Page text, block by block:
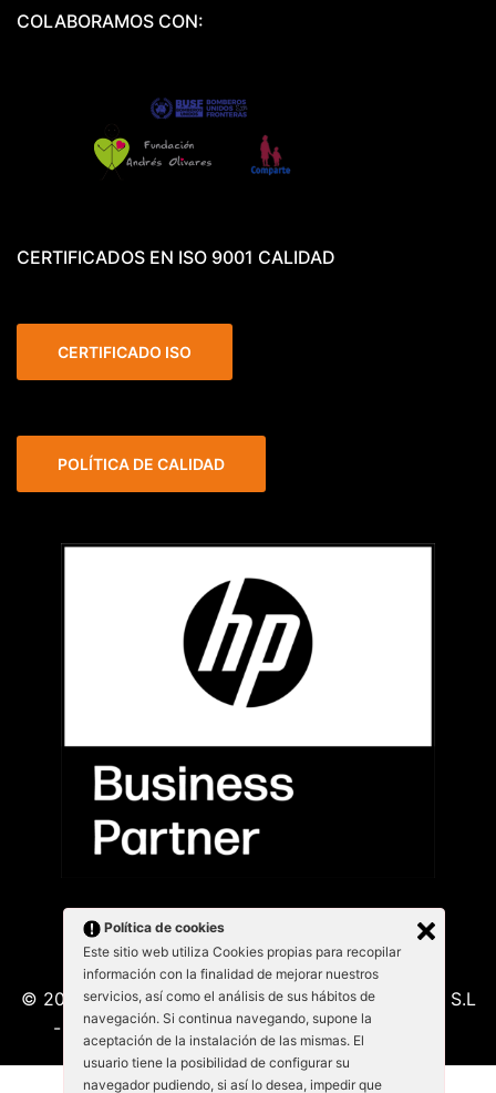
COLABORAMOS CON:
CERTIFICADOS EN ISO 9001 CALIDAD
CERTIFICADO ISO
POLÍTICA DE CALIDAD
© 2026 Kabu Blanu System SL. KabuBlanu System S.L
- Lepant 339/341 (Local 4) 08025 - Barcelona
Política de cookies
Este sitio web utiliza Cookies propias para recopilar
información con la finalidad de mejorar nuestros
servicios, así como el análisis de sus hábitos de
navegación. Si continua navegando, supone la
aceptación de la instalación de las mismas. El
usuario tiene la posibilidad de configurar su
navegador pudiendo, si así lo desea, impedir que